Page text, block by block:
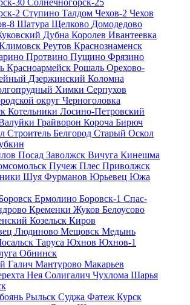
30 Солнечногорск-25
2 Ступино Талдом Чехов-2 Чехов
8 Шатура Щелково Домодедово
Дубна Королев Ивантеевка
Реутов Краснознаменск
Протвино Пущино Фрязино
Красноармейск Рошаль Орехово-
Дзержинский Коломна
Химки Серпухов
округ Черноголовка
Котельники Лосино-Петровский
Грайворон Короча Бирюч
Строитель Белгород Старый Оскол
Посад Заволжск Вичуга Кинешма
Пучеж Плес Приволжск
Шуя Фурманов Юрьевец Южа
Ермолино Боровск-1 Спас-
Кременки Жуков Белоусово
Козельск Киров
Людиново Мещовск Медынь
Таруса Юхнов Юхнов-1
Обнинск
Галич Мантурово Макарьев
Нея Солигалич Чухлома Шарья
Рыльск Суджа Фатеж Курск